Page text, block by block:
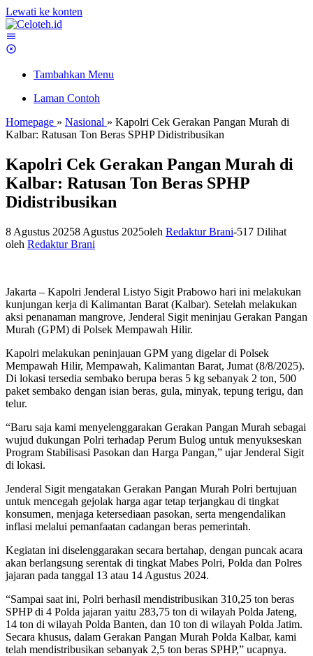
Lewati ke konten
Tambahkan Menu
Laman Contoh
Homepage » Nasional » Kapolri Cek Gerakan Pangan Murah di
Kalbar: Ratusan Ton Beras SPHP Didistribusikan
Kapolri Cek Gerakan Pangan Murah di
Kalbar: Ratusan Ton Beras SPHP
Didistribusikan
8 Agustus 20258 Agustus 2025oleh Redaktur Brani-517 Dilihat
oleh Redaktur Brani
Jakarta – Kapolri Jenderal Listyo Sigit Prabowo hari ini melakukan
kunjungan kerja di Kalimantan Barat (Kalbar). Setelah melakukan
aksi penanaman mangrove, Jenderal Sigit meninjau Gerakan Pangan
Murah (GPM) di Polsek Mempawah Hilir.
Kapolri melakukan peninjauan GPM yang digelar di Polsek
Mempawah Hilir, Mempawah, Kalimantan Barat, Jumat (8/8/2025).
Di lokasi tersedia sembako berupa beras 5 kg sebanyak 2 ton, 500
paket sembako dengan isian beras, gula, minyak, tepung terigu, dan
telur.
“Baru saja kami menyelenggarakan Gerakan Pangan Murah sebagai
wujud dukungan Polri terhadap Perum Bulog untuk menyukseskan
Program Stabilisasi Pasokan dan Harga Pangan,” ujar Jenderal Sigit
di lokasi.
Jenderal Sigit mengatakan Gerakan Pangan Murah Polri bertujuan
untuk mencegah gejolak harga agar tetap terjangkau di tingkat
konsumen, menjaga ketersediaan pasokan, serta mengendalikan
inflasi melalui pemanfaatan cadangan beras pemerintah.
Kegiatan ini diselenggarakan secara bertahap, dengan puncak acara
akan berlangsung serentak di tingkat Mabes Polri, Polda dan Polres
jajaran pada tanggal 13 atau 14 Agustus 2024.
“Sampai saat ini, Polri berhasil mendistribusikan 310,25 ton beras
SPHP di 4 Polda jajaran yaitu 283,75 ton di wilayah Polda Jateng,
14 ton di wilayah Polda Banten, dan 10 ton di wilayah Polda Jatim.
Secara khusus, dalam Gerakan Pangan Murah Polda Kalbar, kami
telah mendistribusikan sebanyak 2,5 ton beras SPHP,” ucapnya.